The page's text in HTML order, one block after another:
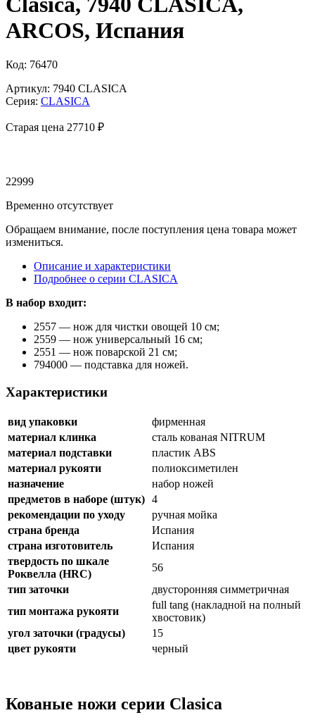
ARCOS, Испания
Код: 76470
Артикул: 7940 CLASICA
Серия: CLASICA
Старая цена 27710 ₽
22999
Временно отсутствует
Обращаем внимание, после поступления цена товара может
измениться.
Описание и характеристики
Подробнее о серии CLASICA
В набор входит:
2557 — нож для чистки овощей 10 см;
2559 — нож универсальный 16 см;
2551 — нож поварской 21 см;
794000 — подставка для ножей.
Характеристики
вид упаковки
фирменная
материал клинка
сталь кованая NITRUM
материал подставки
пластик ABS
материал рукояти
полиоксиметилен
назначение
набор ножей
предметов в наборе (штук) 4
рекомендации по уходу
ручная мойка
страна бренда
Испания
страна изготовитель
Испания
твердость по шкале
Роквелла (HRC)
56
тип заточки
двусторонняя симметричная
тип монтажа рукояти
full tang (накладной на полный
хвостовик)
угол заточки (градусы)
15
цвет рукояти
черный
Кованые ножи серии Clasica